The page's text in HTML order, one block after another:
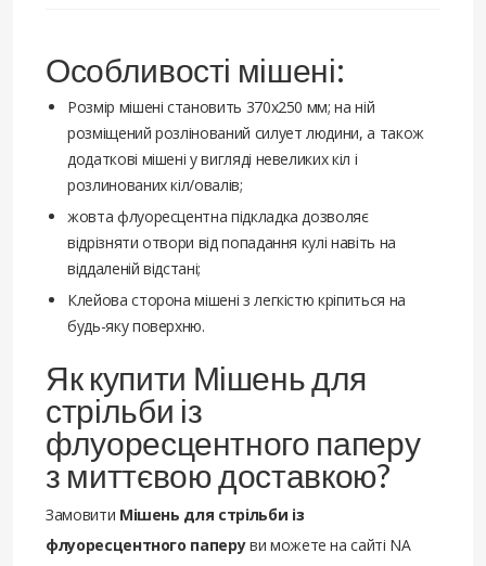
Особливості мішені:
Розмір мішені становить 370х250 мм; на ній
розміщений розлінований силует людини, а також
додаткові мішені у вигляді невеликих кіл і
розлинованих кіл/овалів;
жовта флуоресцентна підкладка дозволяє
відрізняти отвори від попадання кулі навіть на
віддаленій відстані;
Клейова сторона мішені з легкістю кріпиться на
будь-яку поверхню.
Як купити Мішень для
стрільби із
флуоресцентного паперу
з миттєвою доставкою?
Замовити Мішень для стрільби із
флуоресцентного паперуви можете на сайті NA